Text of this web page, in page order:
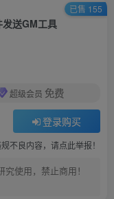
送GM工具
超级会员 免费
登录购买
不良内容，请点此举报！
使用，禁止商用！
已售 155